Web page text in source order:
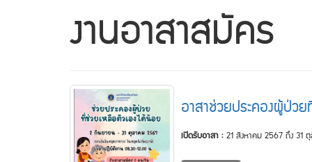
งานอาสาสมัคร
อาสาช่วยประคองผู้ป่ว
เปิดรับอาสา :21 สิงหาคม 2567 ถึง 31